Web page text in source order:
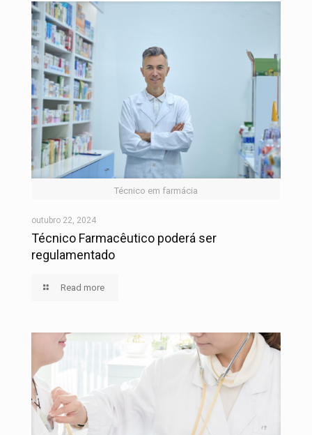
Técnico em farmácia
outubro 22, 2024
Técnico Farmacêutico poderá ser
regulamentado
Read more